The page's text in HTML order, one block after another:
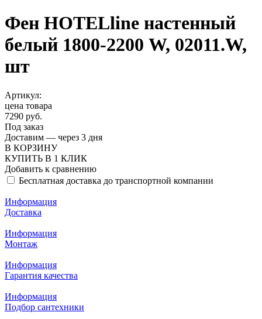
Фен HOTELline настенный
белый 1800-2200 W, 02011.W,
шт
Артикул:
цена товара
7290 руб.
Под заказ
Доставим — через 3 дня
В КОРЗИНУ
КУПИТЬ В 1 КЛИК
Добавить к сравнению
Бесплатная доставка до транспортной компании
Информация
Доставка
Информация
Монтаж
Информация
Гарантия качества
Информация
Подбор сантехники